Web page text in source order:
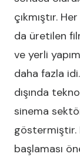
çıkmıştır.
da üretilen
ve yerli
daha fazla
dışında
sinema
göstermiştir.
başlaması